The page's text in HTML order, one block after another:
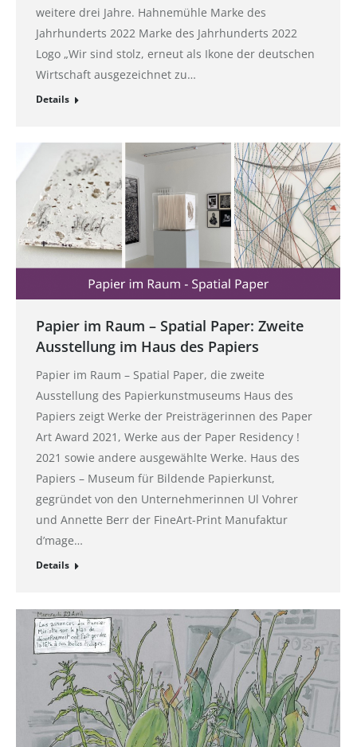
weitere drei Jahre. Hahnemühle Marke des
Jahrhunderts 2022 Marke des Jahrhunderts 2022
Logo „Wir sind stolz, erneut als Ikone der deutschen
Wirtschaft ausgezeichnet zu…
Details
Papier im Raum – Spatial Paper: Zweite
Ausstellung im Haus des Papiers
Papier im Raum – Spatial Paper, die zweite
Ausstellung des Papierkunstmuseums Haus des
Papiers zeigt Werke der Preisträgerinnen des Paper
Art Award 2021, Werke aus der Paper Residency !
2021 sowie andere ausgewählte Werke. Haus des
Papiers – Museum für Bildende Papierkunst,
gegründet von den Unternehmerinnen Ul Vohrer
und Annette Berr der FineArt-Print Manufaktur
d’mage…
Details